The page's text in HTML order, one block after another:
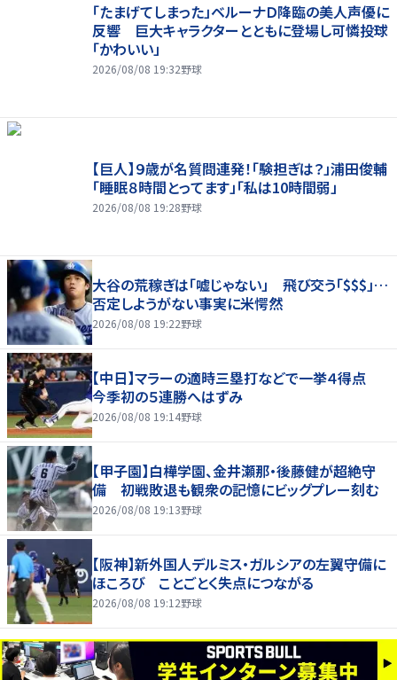
「たまげてしまった」ベルーナＤ降臨の美人声優に
反響 巨大キャラクターとともに登場し可憐投球
「かわいい」
2026/08/08 19:32野球
【巨人】９歳が名質問連発！「験担ぎは？」浦田俊輔
「睡眠８時間とってます」「私は10時間弱」
2026/08/08 19:28野球
大谷の荒稼ぎは「嘘じゃない」 飛び交う「$$$」…
否定しようがない事実に米愕然
2026/08/08 19:22野球
【中日】マラーの適時三塁打などで一挙４得点
今季初の５連勝へはずみ
2026/08/08 19:14野球
【甲子園】白樺学園、金井瀬那・後藤健が超絶守
備 初戦敗退も観衆の記憶にビッグプレー刻む
2026/08/08 19:13野球
【阪神】新外国人デルミス・ガルシアの左翼守備に
ほころび ことごとく失点につながる
2026/08/08 19:12野球